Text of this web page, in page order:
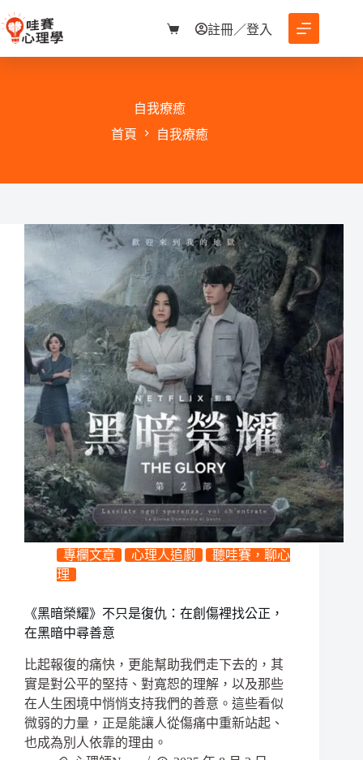
至
購
物
註冊／登入
自我療癒
首頁
自我療癒
專欄文章 心理人追劇
聽哇賽，聊心
理
《黑暗榮耀》不只是復仇：在創傷裡找公正，
在黑暗中尋善意
比起報復的痛快，更能幫助我們走下去的，其
實是對公平的堅持、對寬恕的理解，以及那些
在人生困境中悄悄支持我們的善意。這些看似
微弱的力量，正是能讓人從傷痛中重新站起、
也成為別人依靠的理由。